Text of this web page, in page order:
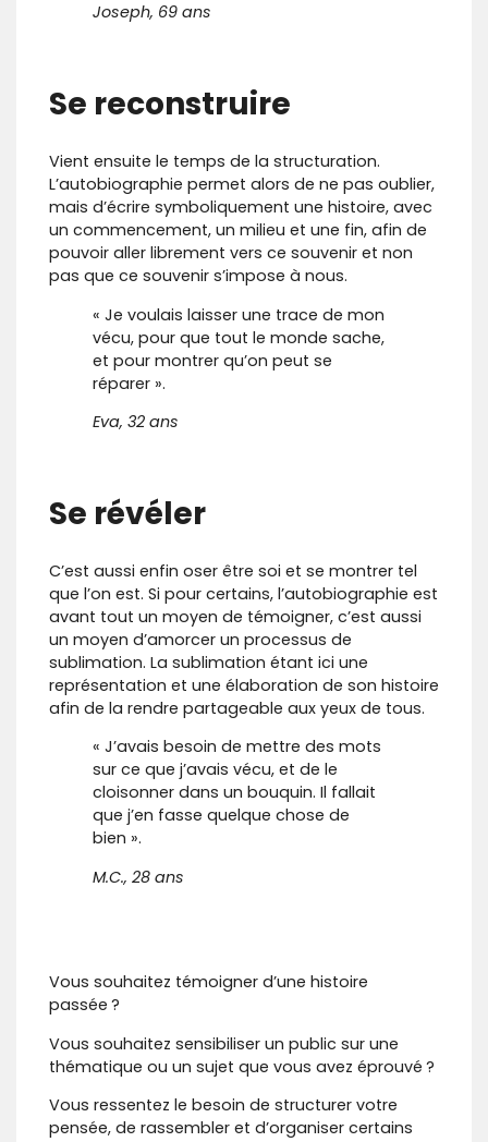
Joseph, 69 ans
Se reconstruire
Vient ensuite le temps de la structuration.
L’autobiographie permet alors de ne pas oublier,
mais d’écrire symboliquement une histoire, avec
un commencement, un milieu et une fin, afin de
pouvoir aller librement vers ce souvenir et non
pas que ce souvenir s’impose à nous.
« Je voulais laisser une trace de mon
vécu, pour que tout le monde sache,
et pour montrer qu’on peut se
réparer ».
Eva, 32 ans
Se révéler
C’est aussi enfin oser être soi et se montrer tel
que l’on est. Si pour certains, l’autobiographie est
avant tout un moyen de témoigner, c’est aussi
un moyen d’amorcer un processus de
sublimation. La sublimation étant ici une
représentation et une élaboration de son histoire
afin de la rendre partageable aux yeux de tous.
« J’avais besoin de mettre des mots
sur ce que j’avais vécu, et de le
cloisonner dans un bouquin. Il fallait
que j’en fasse quelque chose de
bien ».
M.C., 28 ans
Vous souhaitez témoigner d’une histoire
passée ?
Vous souhaitez sensibiliser un public sur une
thématique ou un sujet que vous avez éprouvé ?
Vous ressentez le besoin de structurer votre
pensée, de rassembler et d’organiser certains